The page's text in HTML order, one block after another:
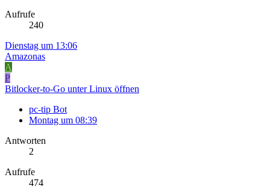
Aufrufe
240
Dienstag um 13:06
Amazonas
A
P
Bitlocker-to-Go unter Linux öffnen
pc-tip Bot
Montag um 08:39
Antworten
2
Aufrufe
474